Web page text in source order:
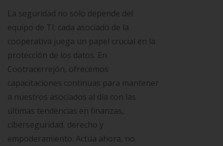
La seguridad no solo depende del
equipo de TI; cada asociado de la
cooperativa juega un papel crucial en la
protección de los datos. En
Cootracerrejón, ofrecemos
capacitaciones continuas para mantener
a nuestros asociados al día con las
últimas tendencias en finanzas,
ciberseguridad, derecho y
empoderamiento. Actúa ahora, no